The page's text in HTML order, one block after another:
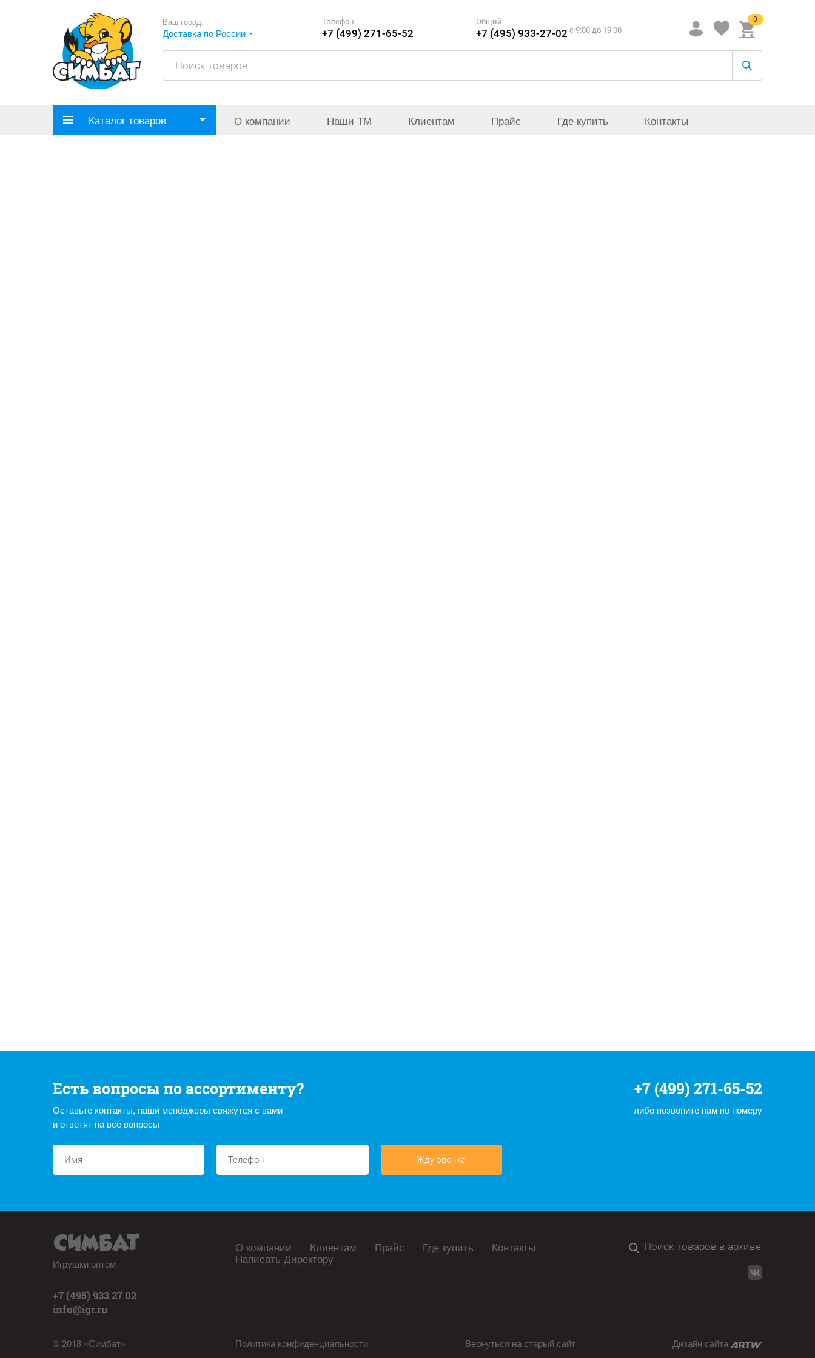
Ваш город:
Доставка по России
Телефон:
+7 (499) 271-65-52
Общий:
+7 (495) 933-27-02 c 9:00 до 19:00
0
Каталог товаров О компании Наши ТМ Клиентам Прайс Где купить Контакты
Есть вопросы по ассортименту?
Оставьте контакты, наши менеджеры свяжутся с вами
и ответят на все вопросы
+7 (499) 271-65-52
либо позвоните нам по номеру
Жду звонка
Игрушки оптом
+7 (495) 933 27 02
info@igr.ru
© 2018 «Симбат»
О компании Клиентам Прайс Где купить Контакты
Написать Директору
Политика конфиденциальности Вернуться на старый сайт Дизайн сайта